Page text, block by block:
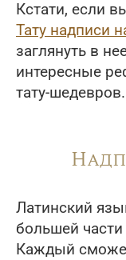
Кстати, если
Тату надписи
заглянуть в
интересные
тату-шедевров.
Латинский
большей
Каждый